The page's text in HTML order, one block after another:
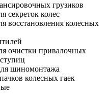
грузиков
секреток колес
восстановления колесных
очистки привалочных
шиномонтажа
колесных гаек